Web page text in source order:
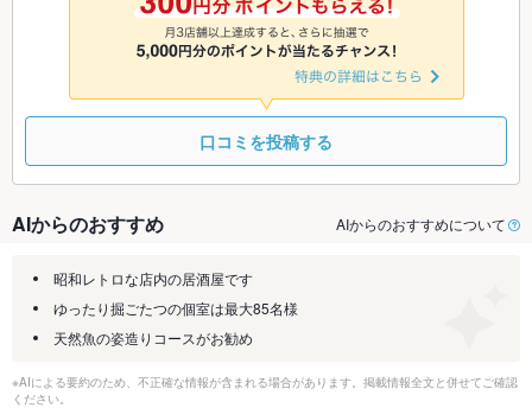
9/6
休
9/7
◎
9/8
◎
口コミを投稿する
AIからのおすすめ AIからのおすすめについて
昭和レトロな店内の居酒屋です
ゆったり掘ごたつの個室は最大85名様
天然魚の姿造りコースがお勧め
※AIによる要約のため、不正確な情報が含まれる場合があります。掲載情報全文と併せてご確認
ください。